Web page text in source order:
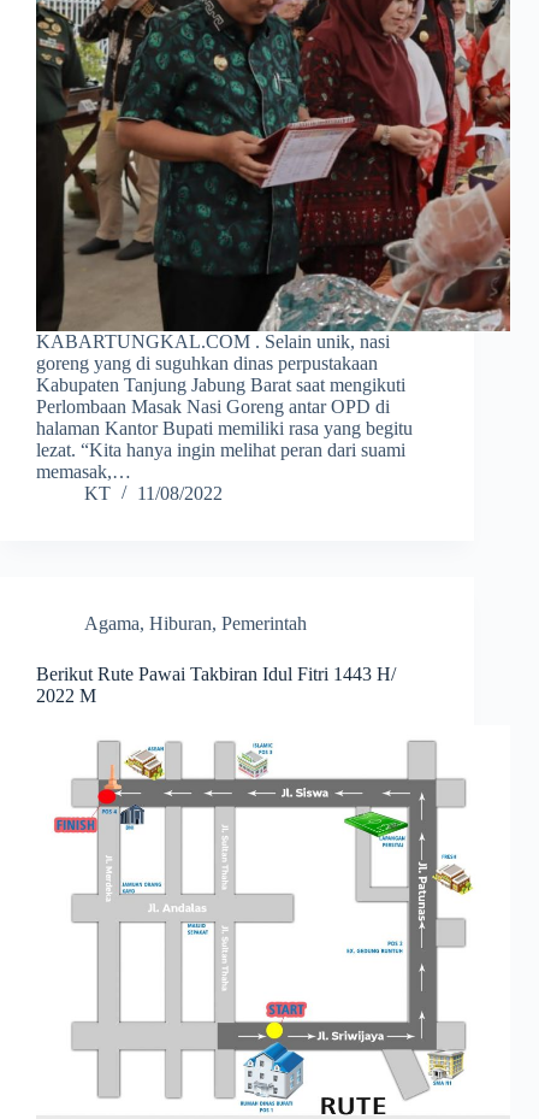
KABARTUNGKAL.COM . Selain unik, nasi
goreng yang di suguhkan dinas perpustakaan
Kabupaten Tanjung Jabung Barat saat mengikuti
Perlombaan Masak Nasi Goreng antar OPD di
halaman Kantor Bupati memiliki rasa yang begitu
lezat. “Kita hanya ingin melihat peran dari suami
memasak,…
KT
11/08/2022
Agama, Hiburan, Pemerintah
Berikut Rute Pawai Takbiran Idul Fitri 1443 H/
2022 M